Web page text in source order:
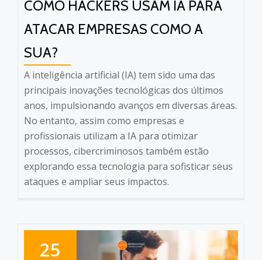
COMO HACKERS USAM IA PARA
ATACAR EMPRESAS COMO A
SUA?
A inteligência artificial (IA) tem sido uma das
principais inovações tecnológicas dos últimos
anos, impulsionando avanços em diversas áreas.
No entanto, assim como empresas e
profissionais utilizam a IA para otimizar
processos, cibercriminosos também estão
explorando essa tecnologia para sofisticar seus
ataques e ampliar seus impactos.
25